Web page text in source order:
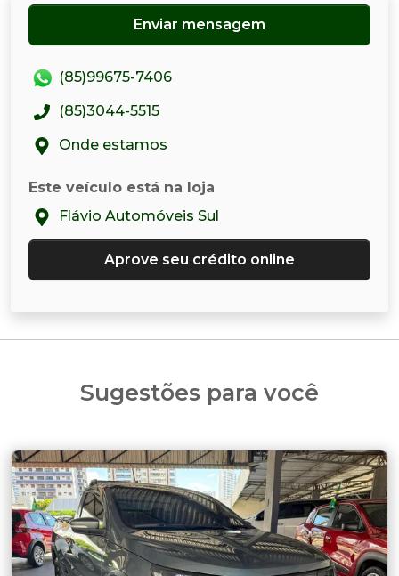
Enviar mensagem
(85)99675-7406
(85)3044-5515
Onde estamos
Este veículo está na loja
Flávio Automóveis Sul
Aprove seu crédito online
Sugestões para você